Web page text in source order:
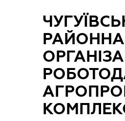
РАЙОННА